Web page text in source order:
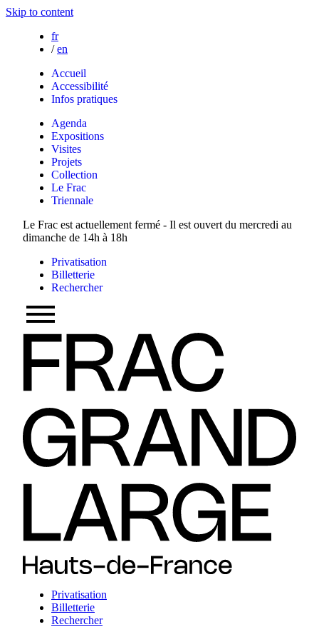
Skip to content
fr
/ en
Accueil
Accessibilité
Infos pratiques
Agenda
Expositions
Visites
Projets
Collection
Le Frac
Triennale
Le Frac est actuellement fermé - Il est ouvert du mercredi au
dimanche de 14h à 18h
Privatisation
Billetterie
Rechercher
Privatisation
Billetterie
Rechercher